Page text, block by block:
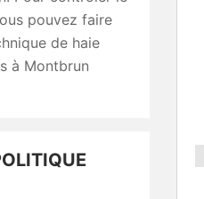
pouvez faire
de haie
à Montbrun